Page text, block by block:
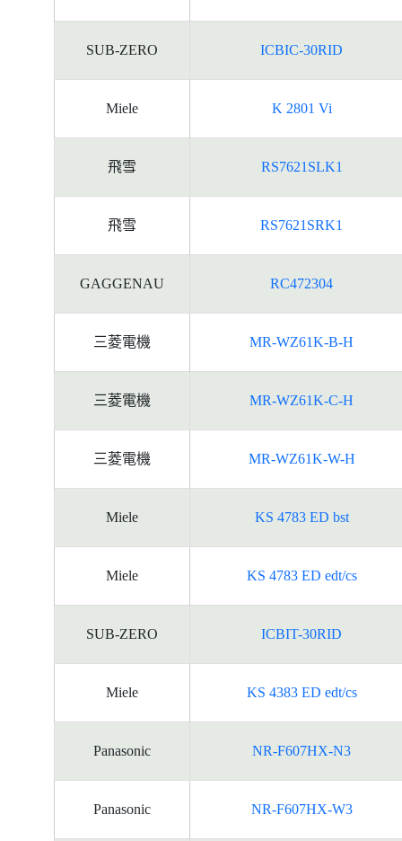
SUB-ZERO ICBIC-30RID
Miele K 2801 Vi
飛雪 RS7621SLK1
飛雪 RS7621SRK1
GAGGENAU RC472304
三菱電機 MR-WZ61K-B-H
三菱電機 MR-WZ61K-C-H
三菱電機 MR-WZ61K-W-H
Miele KS 4783 ED bst
Miele KS 4783 ED edt/cs
SUB-ZERO ICBIT-30RID
Miele KS 4383 ED edt/cs
Panasonic NR-F607HX-N3
Panasonic NR-F607HX-W3